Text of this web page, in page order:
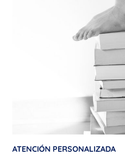
ATENCIÓN PERSONALIZADA